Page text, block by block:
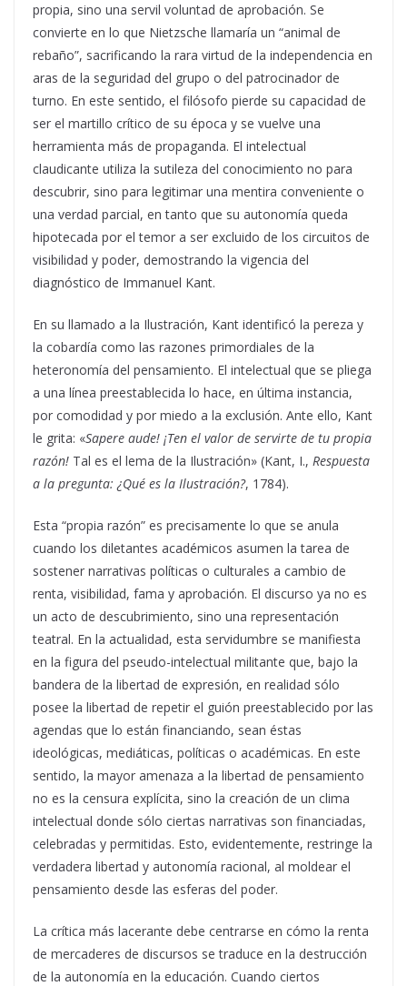
propia, sino una servil voluntad de aprobación. Se
convierte en lo que Nietzsche llamaría un “animal de
rebaño”, sacrificando la rara virtud de la independencia en
aras de la seguridad del grupo o del patrocinador de
turno. En este sentido, el filósofo pierde su capacidad de
ser el martillo crítico de su época y se vuelve una
herramienta más de propaganda. El intelectual
claudicante utiliza la sutileza del conocimiento no para
descubrir, sino para legitimar una mentira conveniente o
una verdad parcial, en tanto que su autonomía queda
hipotecada por el temor a ser excluido de los circuitos de
visibilidad y poder, demostrando la vigencia del
diagnóstico de Immanuel Kant.
En su llamado a la Ilustración, Kant identificó la pereza y
la cobardía como las razones primordiales de la
heteronomía del pensamiento. El intelectual que se pliega
a una línea preestablecida lo hace, en última instancia,
por comodidad y por miedo a la exclusión. Ante ello, Kant
le grita: «Sapere aude! ¡Ten el valor de servirte de tu propia
razón! Tal es el lema de la Ilustración» (Kant, I., Respuesta
a la pregunta: ¿Qué es la Ilustración?, 1784).
Esta “propia razón” es precisamente lo que se anula
cuando los diletantes académicos asumen la tarea de
sostener narrativas políticas o culturales a cambio de
renta, visibilidad, fama y aprobación. El discurso ya no es
un acto de descubrimiento, sino una representación
teatral. En la actualidad, esta servidumbre se manifiesta
en la figura del pseudo-intelectual militante que, bajo la
bandera de la libertad de expresión, en realidad sólo
posee la libertad de repetir el guión preestablecido por las
agendas que lo están financiando, sean éstas
ideológicas, mediáticas, políticas o académicas. En este
sentido, la mayor amenaza a la libertad de pensamiento
no es la censura explícita, sino la creación de un clima
intelectual donde sólo ciertas narrativas son financiadas,
celebradas y permitidas. Esto, evidentemente, restringe la
verdadera libertad y autonomía racional, al moldear el
pensamiento desde las esferas del poder.
La crítica más lacerante debe centrarse en cómo la renta
de mercaderes de discursos se traduce en la destrucción
de la autonomía en la educación. Cuando ciertos